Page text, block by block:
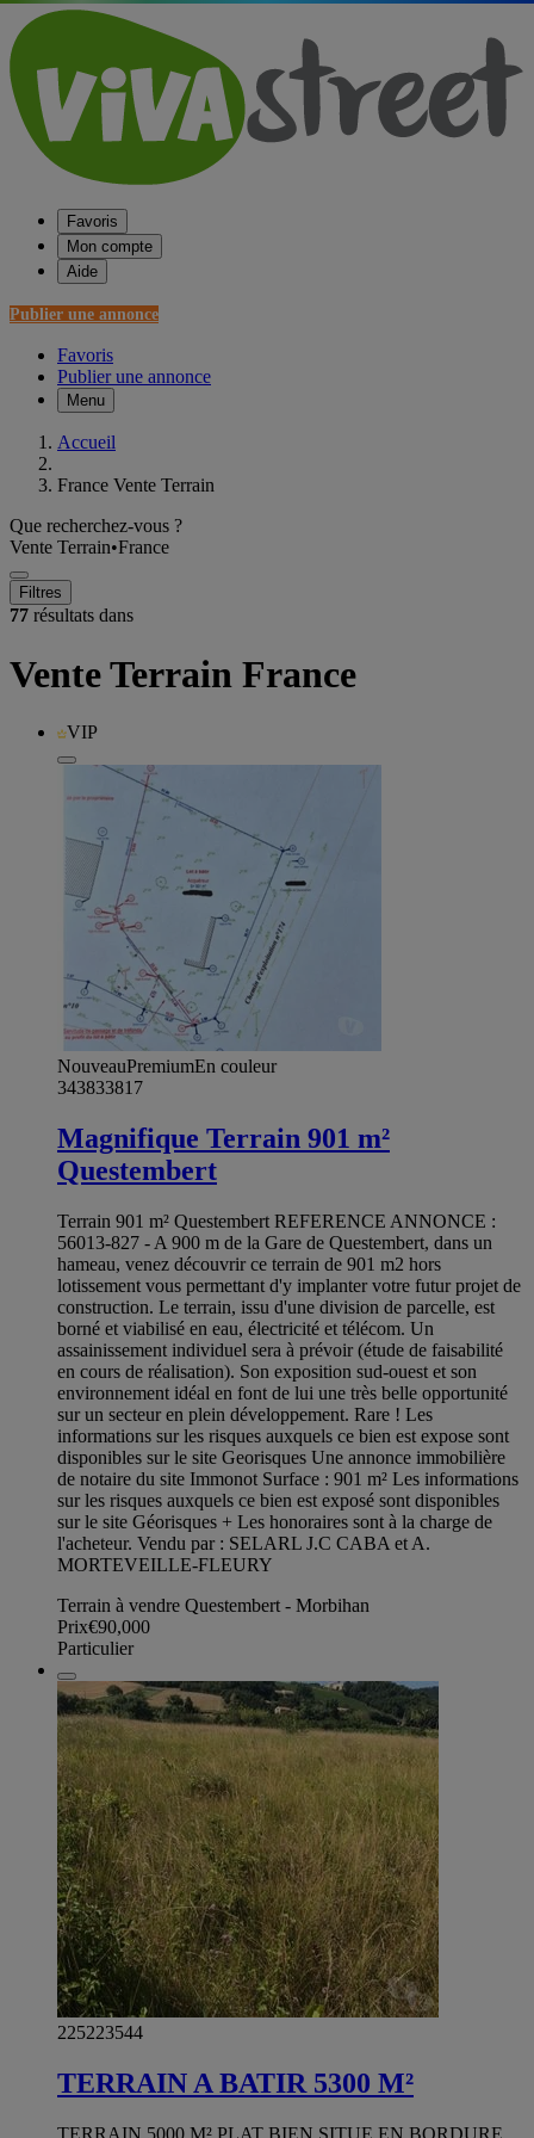
Favoris
Mon compte
Aide
Publier une annonce
Favoris
Publier une annonce
Menu
Accueil
France Vente Terrain
Que recherchez-vous ?
Vente Terrain•France
Filtres
77 résultats dans
Vente Terrain France
VIP
NouveauPremiumEn couleur
343833817
Magnifique Terrain 901 m²
Questembert
Terrain 901 m² Questembert REFERENCE ANNONCE :
56013-827 - A 900 m de la Gare de Questembert, dans un
hameau, venez découvrir ce terrain de 901 m2 hors
lotissement vous permettant d'y implanter votre futur projet de
construction. Le terrain, issu d'une division de parcelle, est
borné et viabilisé en eau, électricité et télécom. Un
assainissement individuel sera à prévoir (étude de faisabilité
en cours de réalisation). Son exposition sud-ouest et son
environnement idéal en font de lui une très belle opportunité
sur un secteur en plein développement. Rare ! Les
informations sur les risques auxquels ce bien est expose sont
disponibles sur le site Georisques Une annonce immobilière
de notaire du site Immonot Surface : 901 m² Les informations
sur les risques auxquels ce bien est exposé sont disponibles
sur le site Géorisques + Les honoraires sont à la charge de
l'acheteur. Vendu par : SELARL J.C CABA et A.
MORTEVEILLE-FLEURY
Terrain à vendre Questembert - Morbihan
Prix€90,000
Particulier
225223544
TERRAIN A BATIR 5300 M²
TERRAIN 5000 M² PLAT BIEN SITUE EN BORDURE